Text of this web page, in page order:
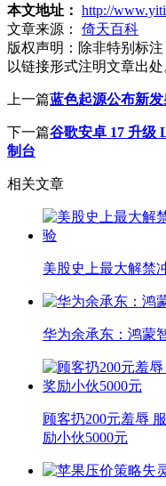
本文地址： http://
文章来源：
倚天百科
版权声明： 除非特别标
以链接形式注明文章出处
上一篇蓝色起源公布新
下一篇谷歌安卓 17 升级
制台
相关文章
美股史上最大解禁
华为余承东：鸿蒙
顾客扔200元羞辱
励小伙5000元